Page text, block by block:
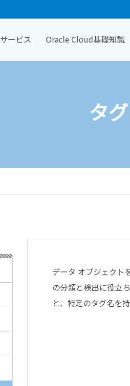
サービス Oracle Cloud基礎知識
タ
データ オブジェクト
の分類と検出に役立
と、特定のタグ名を